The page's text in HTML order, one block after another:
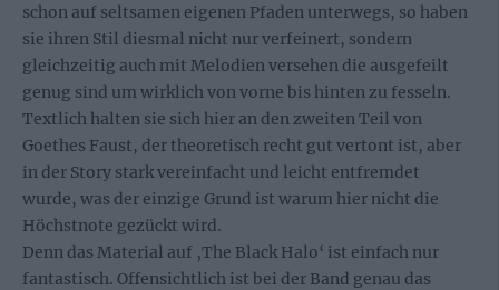
schon auf seltsamen eigenen Pfaden unterwegs, so haben
sie ihren Stil diesmal nicht nur verfeinert, sondern
gleichzeitig auch mit Melodien versehen die ausgefeilt
genug sind um wirklich von vorne bis hinten zu fesseln.
Textlich halten sie sich hier an den zweiten Teil von
Goethes Faust, der theoretisch recht gut vertont ist, aber
in der Story stark vereinfacht und leicht entfremdet
wurde, was der einzige Grund ist warum hier nicht die
Höchstnote gezückt wird.
Denn das Material auf ‚The Black Halo‘ ist einfach nur
fantastisch. Offensichtlich ist bei der Band genau das